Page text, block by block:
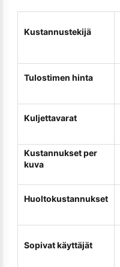
Kustannustekijä
Tulostimen hinta
Kuljettavarat
Kustannukset per
kuva
Huoltokustannukset
Sopivat käyttäjät